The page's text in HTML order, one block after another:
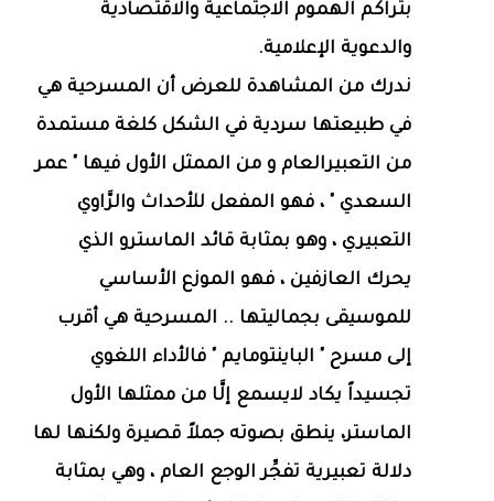
بتراكم الهموم الاجتماعية والاقتصادية
والدعوية الإعلامية.
ندرك من المشاهدة للعرض أن المسرحية هي
في طبيعتها سردية في الشكل كلغة مستمدة
من التعبيرالعام و من الممثل الأول فيها " عمر
السعدي " ، فهو المفعل للأحداث والرَّاوي
التعبيري ، وهو بمثابة قائد الماسترو الذي
يحرك العازفين ، فهو الموزع الأساسي
للموسيقى بجماليتها .. المسرحية هي أقرب
إلى مسرح " الباينتومايم " فالأداء اللغوي
تجسيداً يكاد لايسمع إلَّا من ممثلها الأول
الماستر، ينطق بصوته جملاً قصيرة ولكنها لها
دلالة تعبيرية تفجِّر الوجع العام ، وهي بمثابة